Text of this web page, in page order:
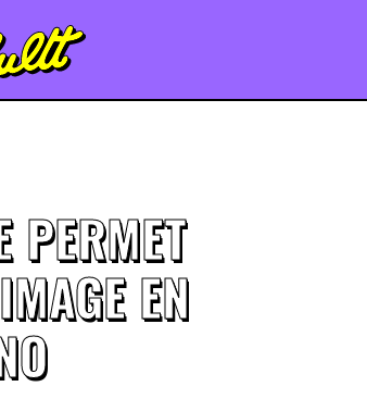
PERMET
EN